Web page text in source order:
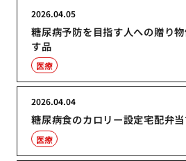
糖尿病予防を目指す人への贈り
す品
2026.04.05
医療
糖尿病食のカロリー設定宅配弁
2026.04.04
医療